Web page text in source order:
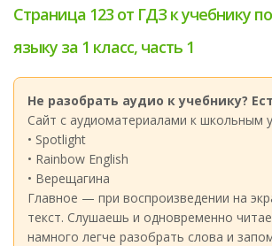
Страница 123 от ГДЗ к учебнику
языку за 1 класс, часть 1
Не разобрать аудио к учебнику?
Сайт с аудиоматериалами к школьным
• Spotlight
• Rainbow English
• Верещагина
Главное — при воспроизведении на
текст. Слушаешь и одновременно
намного легче разобрать слова и